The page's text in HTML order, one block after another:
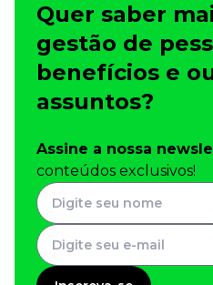
Gestão de Pessoas e
Capacitação com
Recursos Humanos
Fortaleça a cultura
Treinamento de
Desenvolva a sua equipe
Materiais Gratuitos
Materiais Gratuitos
Todos os Materiais
Confira nossos materiais
Quer saber
gestão de
benefícios e
assuntos?
Assine a nossa
conteúdos exclusivos!